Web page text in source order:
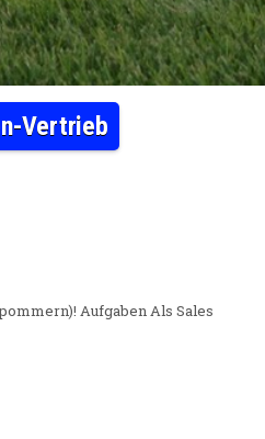
Vertrieb
SPRINGER (M/D/W) FÜR TABAKWAREN-VERTRIEB
Aufgaben Als Sales